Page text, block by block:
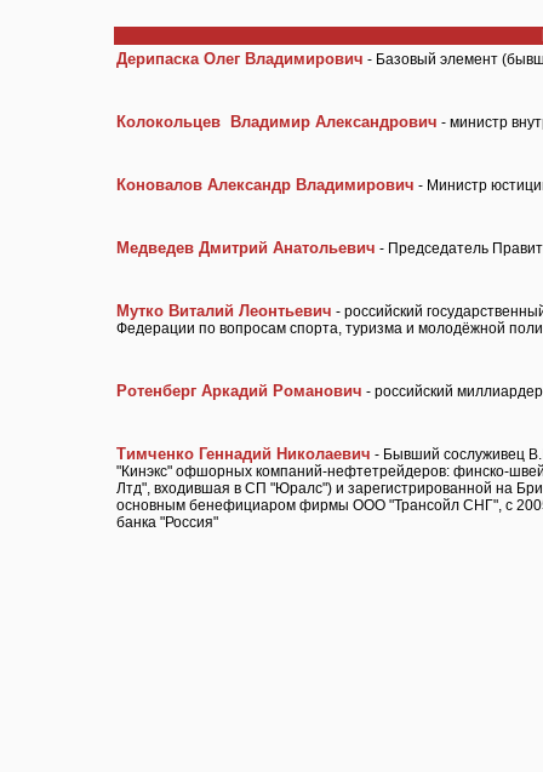
Дерипаска Олег Владимирович - Базовый элемент
Колокольцев Владимир Александрович - министр
Коновалов Александр Владимирович - Министр
Медведев Дмитрий Анатольевич - Председатель
Мутко Виталий Леонтьевич - российский
Федерации по вопросам спорта, туризма и молодёжной
Ротенберг Аркадий Романович - российский миллиардер
Тимченко Геннадий Николаевич - Бывший сослуживец
"Кинэкс" офшорных компаний-нефтетрейдеров: финско-
Лтд", входившая в СП "Юралс") и зарегистрированной на
основным бенефициаром фирмы ООО "Трансойл СНГ", с 2005
банка "Россия"